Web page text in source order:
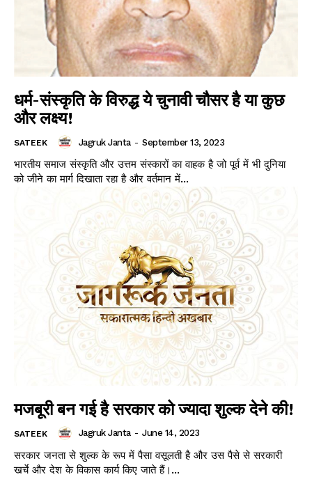
SUBSCRIBE NOW
Company
Subscription Plans
My account
धर्म-संस्कृति के विरुद्ध ये चुनावी चौसर है या कुछ
और लक्ष्य!
SATEEK Jagruk Janta - September 13, 2023
भारतीय समाज संस्कृति और उत्तम संस्कारों का वाहक है जो पूर्व में भी दुनिया
को जीने का मार्ग दिखाता रहा है और वर्तमान में...
मजबूरी बन गई है सरकार को ज्यादा शुल्क देने की!
SATEEK Jagruk Janta - June 14, 2023
सरकार जनता से शुल्क के रूप में पैसा वसूलती है और उस पैसे से सरकारी
खर्चे और देश के विकास कार्य किए जाते हैं।...